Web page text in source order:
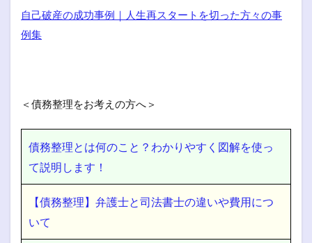
自己破産の成功事例｜人生再スタートを切った方々の事
例集
＜債務整理をお考えの方へ＞
債務整理とは何のこと？わかりやすく図解を使っ
て説明します！
【債務整理】弁護士と司法書士の違いや費用につ
いて